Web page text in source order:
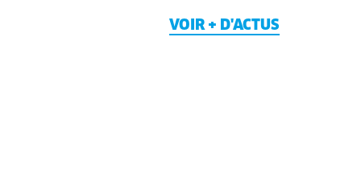
VOIR + D'ACTUS